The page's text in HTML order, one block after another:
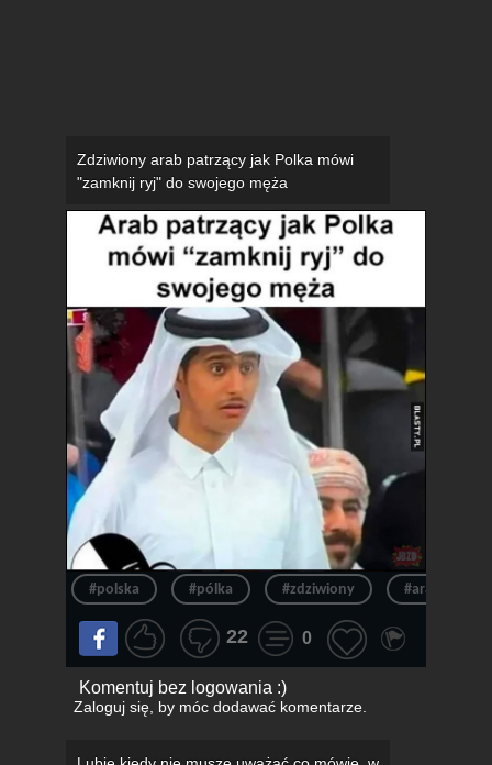
Zdziwiony arab patrzący jak Polka mówi
"zamknij ryj" do swojego męża
#polska #pólka #zdziwiony #arab
22 0
Komentuj bez logowania :)
Zaloguj się, by móc dodawać komentarze.